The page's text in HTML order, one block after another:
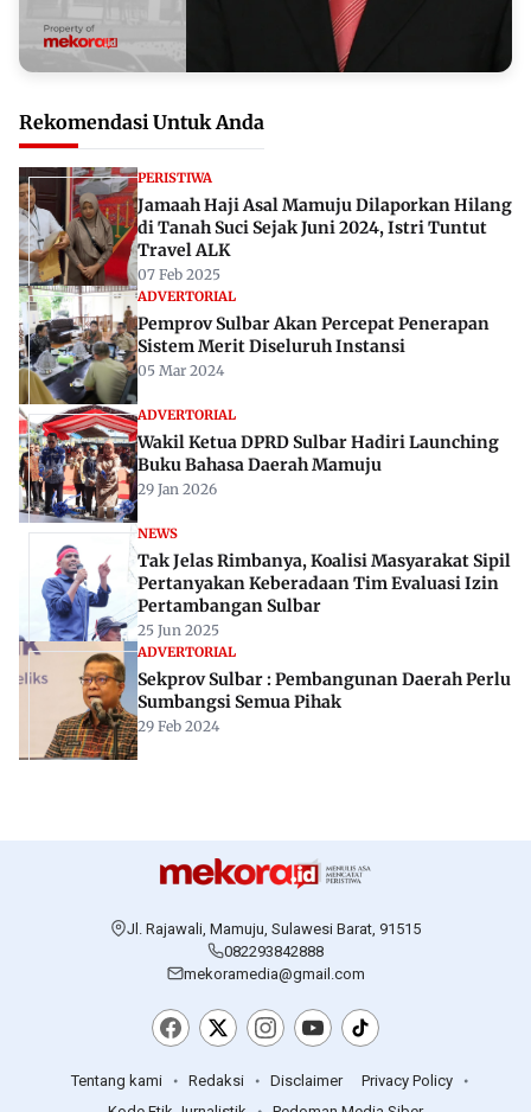
Rekomendasi Untuk Anda
PERISTIWA
Jamaah Haji Asal Mamuju Dilaporkan Hilang
di Tanah Suci Sejak Juni 2024, Istri Tuntut
Travel ALK
07 Feb 2025
ADVERTORIAL
Pemprov Sulbar Akan Percepat Penerapan
Sistem Merit Diseluruh Instansi
05 Mar 2024
ADVERTORIAL
Wakil Ketua DPRD Sulbar Hadiri Launching
Buku Bahasa Daerah Mamuju
29 Jan 2026
NEWS
Tak Jelas Rimbanya, Koalisi Masyarakat Sipil
Pertanyakan Keberadaan Tim Evaluasi Izin
Pertambangan Sulbar
25 Jun 2025
ADVERTORIAL
Sekprov Sulbar : Pembangunan Daerah Perlu
Sumbangsi Semua Pihak
29 Feb 2024
Jl. Rajawali, Mamuju, Sulawesi Barat, 91515
082293842888
mekoramedia@gmail.com
Tentang kami Redaksi Disclaimer
Privacy Policy